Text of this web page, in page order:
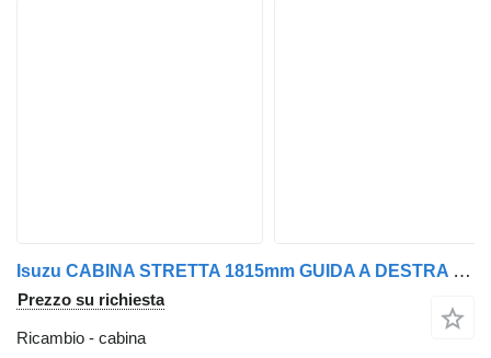
Isuzu CABINA STRETTA 1815mm GUIDA A DESTRA - L - LNR - 2008 -> EURO 5 EURO 6 per camion Isuzu
Prezzo su richiesta
Ricambio - cabina